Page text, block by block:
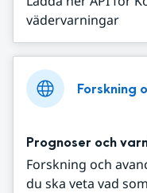
vädervarningar
Forskning
Prognoser och
Forskning och
du ska veta vad